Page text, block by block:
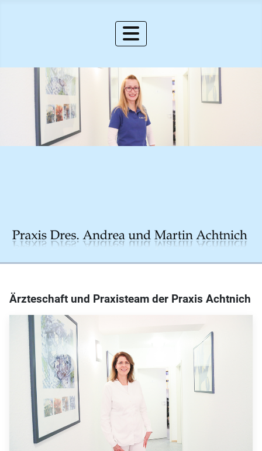
Ärzteschaft und Praxisteam der Praxis Achtnich